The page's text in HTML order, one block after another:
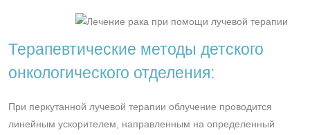
Терапевтические методы детского
онкологического отделения:
При перкутанной лучевой терапии облучение проводится
линейным ускорителем, направленным на определенный